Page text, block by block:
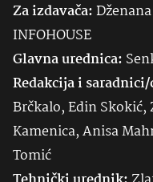
Za izdavača:
INFOHOUSE
Glavna urednica:
Redakcija i saradnici/
Brčkalo, Edin
Kamenica, Anisa
Tomić